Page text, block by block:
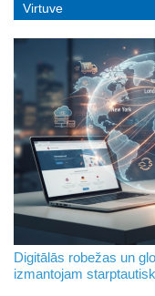
Virtuve
Digitālās robežas un
izmantojam